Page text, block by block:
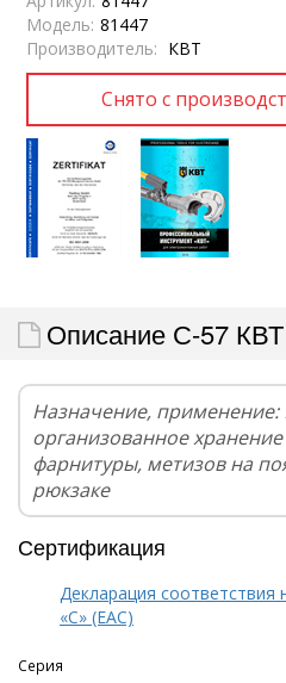
Модель: 81447
Производитель: КВТ
Описание С-57 КВТ
Назначение, применение:
организованное
фарнитуры, метизов на
рюкзаке
Сертификация
Декларация соответствия
«С» (EAC)
Серия